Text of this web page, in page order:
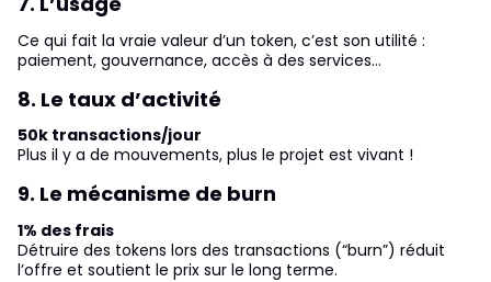
Ce qui fait la vraie valeur d’un token, c’est son utilité :
paiement, gouvernance, accès à des services…
8. Le taux d’activité
50k transactions/jour
Plus il y a de mouvements, plus le projet est vivant !
9. Le mécanisme de burn
1% des frais
Détruire des tokens lors des transactions (“burn”) réduit
l’offre et soutient le prix sur le long terme.